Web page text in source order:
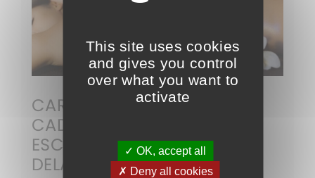
CARTE
CADEAU
ESCALE DOS
DELASSANTE
RITUEL
AVEC
GOMMAGE
This site uses cookies
and gives you control
over what you want to
activate
✓ OK, accept all
✗ Deny all cookies